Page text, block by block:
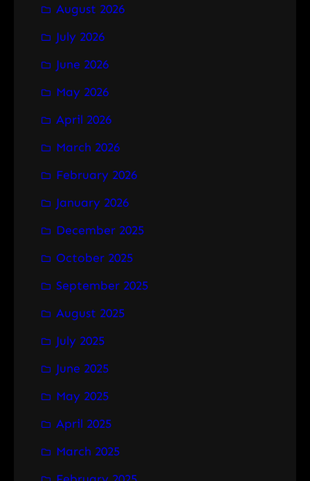
c
h
August 2026
July 2026
June 2026
May 2026
April 2026
March 2026
February 2026
January 2026
December 2025
October 2025
September 2025
August 2025
July 2025
June 2025
May 2025
April 2025
March 2025